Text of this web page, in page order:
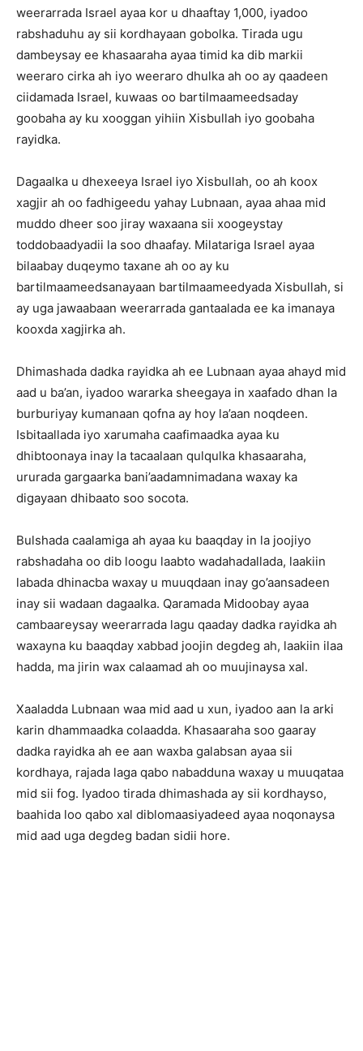
weerarrada Israel ayaa kor u dhaaftay 1,000, iyadoo
rabshaduhu ay sii kordhayaan gobolka. Tirada ugu
dambeysay ee khasaaraha ayaa timid ka dib markii
weeraro cirka ah iyo weeraro dhulka ah oo ay qaadeen
ciidamada Israel, kuwaas oo bartilmaameedsaday
goobaha ay ku xooggan yihiin Xisbullah iyo goobaha
rayidka.
Dagaalka u dhexeeya Israel iyo Xisbullah, oo ah koox
xagjir ah oo fadhigeedu yahay Lubnaan, ayaa ahaa mid
muddo dheer soo jiray waxaana sii xoogeystay
toddobaadyadii la soo dhaafay. Milatariga Israel ayaa
bilaabay duqeymo taxane ah oo ay ku
bartilmaameedsanayaan bartilmaameedyada Xisbullah, si
ay uga jawaabaan weerarrada gantaalada ee ka imanaya
kooxda xagjirka ah.
Dhimashada dadka rayidka ah ee Lubnaan ayaa ahayd mid
aad u ba’an, iyadoo wararka sheegaya in xaafado dhan la
burburiyay kumanaan qofna ay hoy la’aan noqdeen.
Isbitaallada iyo xarumaha caafimaadka ayaa ku
dhibtoonaya inay la tacaalaan qulqulka khasaaraha,
ururada gargaarka bani’aadamnimadana waxay ka
digayaan dhibaato soo socota.
Bulshada caalamiga ah ayaa ku baaqday in la joojiyo
rabshadaha oo dib loogu laabto wadahadallada, laakiin
labada dhinacba waxay u muuqdaan inay go’aansadeen
inay sii wadaan dagaalka. Qaramada Midoobay ayaa
cambaareysay weerarrada lagu qaaday dadka rayidka ah
waxayna ku baaqday xabbad joojin degdeg ah, laakiin ilaa
hadda, ma jirin wax calaamad ah oo muujinaysa xal.
Xaaladda Lubnaan waa mid aad u xun, iyadoo aan la arki
karin dhammaadka colaadda. Khasaaraha soo gaaray
dadka rayidka ah ee aan waxba galabsan ayaa sii
kordhaya, rajada laga qabo nabadduna waxay u muuqataa
mid sii fog. Iyadoo tirada dhimashada ay sii kordhayso,
baahida loo qabo xal diblomaasiyadeed ayaa noqonaysa
mid aad uga degdeg badan sidii hore.